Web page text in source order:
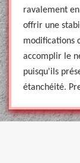
ravalement
offrir une
modifications
accomplir le
puisqu'ils
étanchéité.